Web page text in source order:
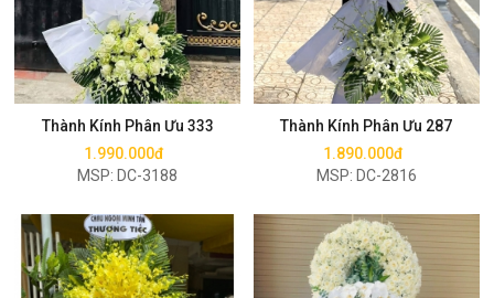
Thành Kính Phân Ưu 333
1.990.000đ
MSP: DC-3188
Mua ngay
Thành Kính Phân Ưu 287
1.890.000đ
MSP: DC-2816
Mua ngay